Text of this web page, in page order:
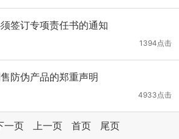
签订专项责任书的通知
1394点击
防伪产品的郑重声明
4933点击
一页 上一页 首页 尾页